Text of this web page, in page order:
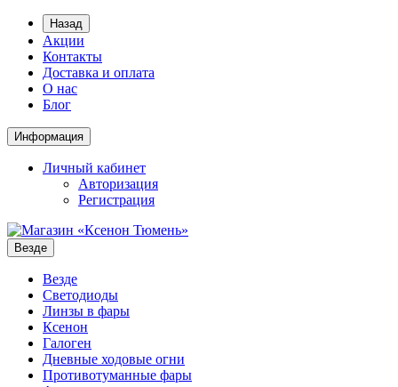
Назад
Акции
Контакты
Доставка и оплата
О нас
Блог
Информация
Личный кабинет
Авторизация
Регистрация
Везде
Везде
Светодиоды
Линзы в фары
Ксенон
Галоген
Дневные ходовые огни
Противотуманные фары